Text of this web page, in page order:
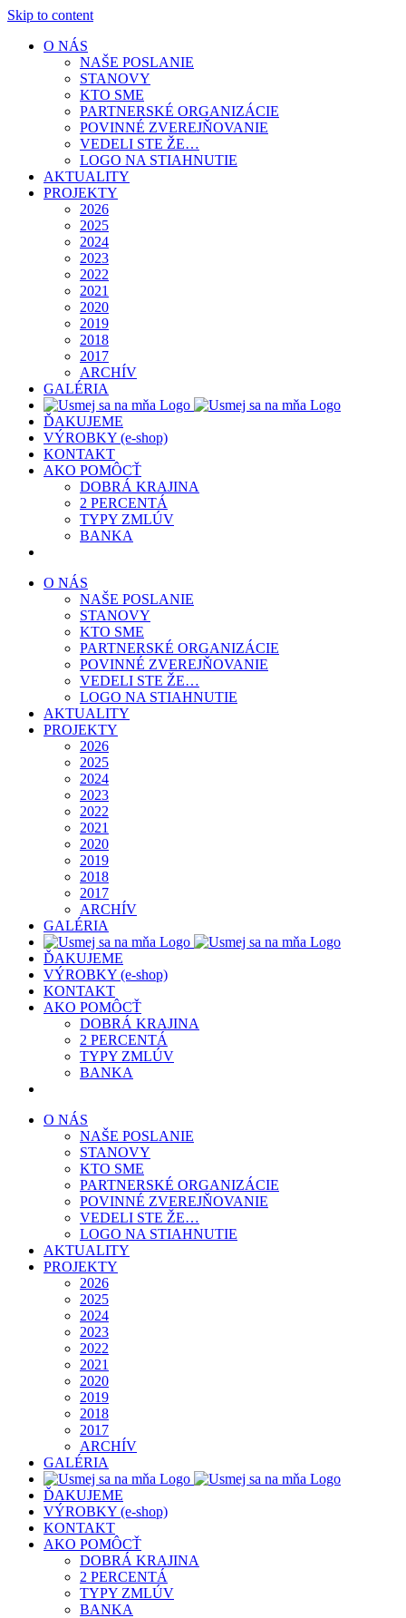
Skip to content
O NÁS
NAŠE POSLANIE
STANOVY
KTO SME
PARTNERSKÉ ORGANIZÁCIE
POVINNÉ ZVEREJŇOVANIE
VEDELI STE ŽE…
LOGO NA STIAHNUTIE
AKTUALITY
PROJEKTY
2026
2025
2024
2023
2022
2021
2020
2019
2018
2017
ARCHÍV
GALÉRIA
ĎAKUJEME
VÝROBKY (e-shop)
KONTAKT
AKO POMÔCŤ
DOBRÁ KRAJINA
2 PERCENTÁ
TYPY ZMLÚV
BANKA
O NÁS
NAŠE POSLANIE
STANOVY
KTO SME
PARTNERSKÉ ORGANIZÁCIE
POVINNÉ ZVEREJŇOVANIE
VEDELI STE ŽE…
LOGO NA STIAHNUTIE
AKTUALITY
PROJEKTY
2026
2025
2024
2023
2022
2021
2020
2019
2018
2017
ARCHÍV
GALÉRIA
ĎAKUJEME
VÝROBKY (e-shop)
KONTAKT
AKO POMÔCŤ
DOBRÁ KRAJINA
2 PERCENTÁ
TYPY ZMLÚV
BANKA
O NÁS
NAŠE POSLANIE
STANOVY
KTO SME
PARTNERSKÉ ORGANIZÁCIE
POVINNÉ ZVEREJŇOVANIE
VEDELI STE ŽE…
LOGO NA STIAHNUTIE
AKTUALITY
PROJEKTY
2026
2025
2024
2023
2022
2021
2020
2019
2018
2017
ARCHÍV
GALÉRIA
ĎAKUJEME
VÝROBKY (e-shop)
KONTAKT
AKO POMÔCŤ
DOBRÁ KRAJINA
2 PERCENTÁ
TYPY ZMLÚV
BANKA